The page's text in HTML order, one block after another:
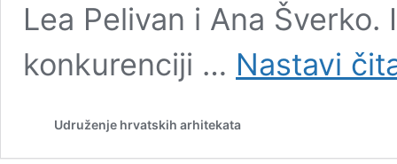
Lea Pelivan i Ana
konkurenciji … Nastavi
Udruženje hrvatskih arhitekata